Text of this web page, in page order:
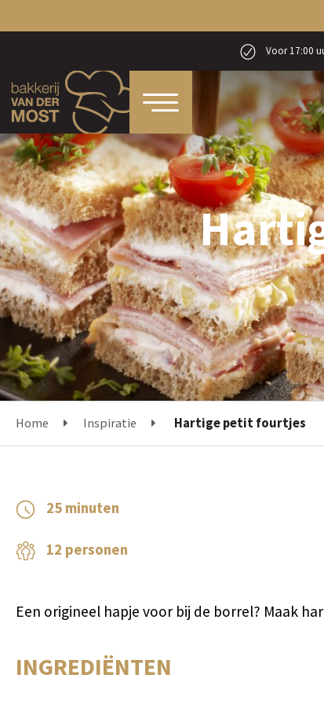
Voor 17:00
Home Inspiratie Hartige petit fourtjes
25 minuten
12 personen
Een origineel hapje voor bij de borrel? Maak
INGREDIËNTEN